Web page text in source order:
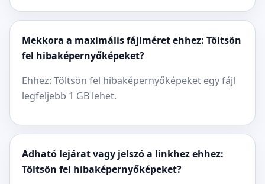
Mekkora a maximális fájlméret ehhez: Töltsön
fel hibaképernyőképeket?
Ehhez: Töltsön fel hibaképernyőképeket egy fájl
legfeljebb 1 GB lehet.
Adható lejárat vagy jelszó a linkhez ehhez:
Töltsön fel hibaképernyőképeket?